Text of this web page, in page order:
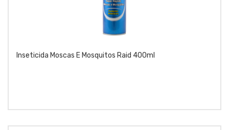
Inseticida Moscas E Mosquitos Raid 400ml